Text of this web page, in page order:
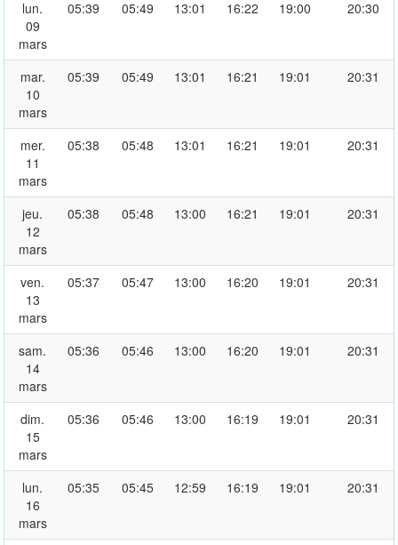
lun.
09
mars
05:39 05:49 13:01 16:22 19:00 20:30
mar.
10
mars
05:39 05:49 13:01 16:21 19:01 20:31
mer.
11
mars
05:38 05:48 13:01 16:21 19:01 20:31
jeu.
12
mars
05:38 05:48 13:00 16:21 19:01 20:31
ven.
13
mars
05:37 05:47 13:00 16:20 19:01 20:31
sam.
14
mars
05:36 05:46 13:00 16:20 19:01 20:31
dim.
15
mars
05:36 05:46 13:00 16:19 19:01 20:31
lun.
16
mars
05:35 05:45 12:59 16:19 19:01 20:31